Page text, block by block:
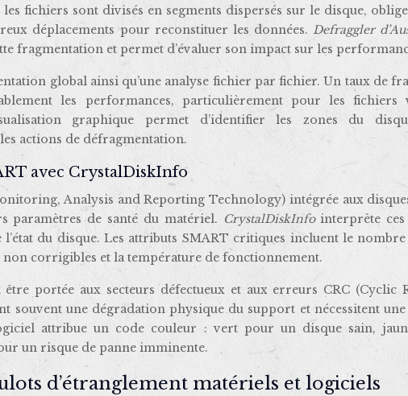
fichiers sont divisés en segments dispersés sur le disque,
déplacements pour reconstituer les données. Defraggler
fragmentation et permet d’évaluer son impact sur les
global ainsi qu’une analyse fichier par fichier. Un taux de
les performances, particulièrement pour les fichiers
graphique permet d’identifier les zones du
actions de défragmentation.
avec CrystalDiskInfo
Analysis and Reporting Technology) intégrée aux
paramètres de santé du matériel. CrystalDiskInfointerprète
du disque. Les attributs SMART critiques incluent le nombre
non corrigibles et la température de fonctionnement.
portée aux secteurs défectueux et aux erreurs CRC (Cyclic
souvent une dégradation physique du support et nécessitent une
attribue un code couleur : vert pour un disque sain,
un risque de panne imminente.
d’étranglement matériels et logiciels